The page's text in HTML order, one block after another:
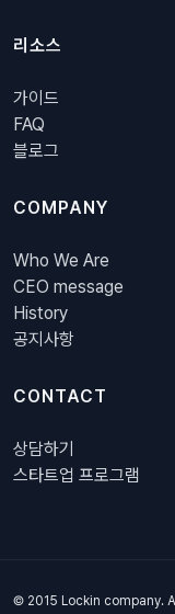
리소스
가이드
FAQ
블로그
COMPANY
Who We Are
CEO message
History
공지사항
CONTACT
상담하기
스타트업 프로그램
© 2015 Lockin company.